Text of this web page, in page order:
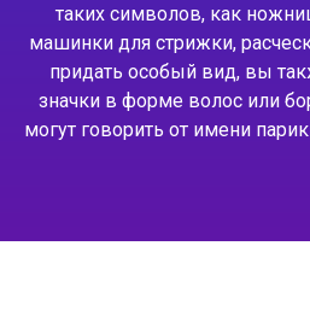
таких символов, как
машинки для стрижки,
придать особый вид, вы
значки в форме волос или
могут говорить от имени